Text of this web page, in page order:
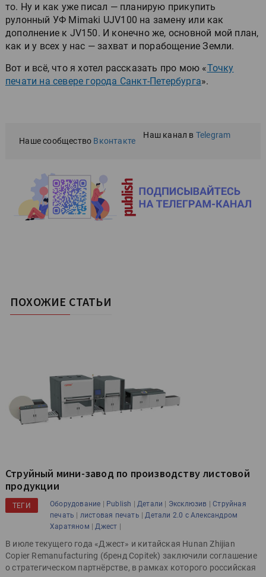
то. Ну и как уже писал — планирую прикупить
рулонный УФ Mimaki UJV100 на замену или как
дополнение к JV150. И конечно же, основной мой план,
как и у всех у нас — захват и порабощение Земли.
Вот и всё, что я хотел рассказать про мою «Точку
печати на севере города Санкт-Петербурга».
Наше сообщество Вконтакте
Наш канал в Telegram
ПОХОЖИЕ СТАТЬИ
Струйный мини-завод по производству листовой
продукции
ТЕГИ Оборудование | Publish |Детали | Эксклюзив |Струйная
печать | листовая печать |Детали 2.0 с Александром
Харатяном |Джест |
В июле текущего года «Джест» и китайская Hunan Zhijian
Copier Remanufacturing (бренд Copitek) заключили соглашение
о стратегическом партнёрстве, в рамках которого российская